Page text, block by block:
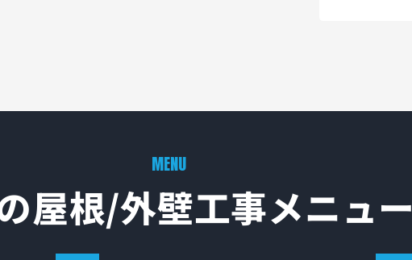
MENU
屋根/外壁工事メニュー